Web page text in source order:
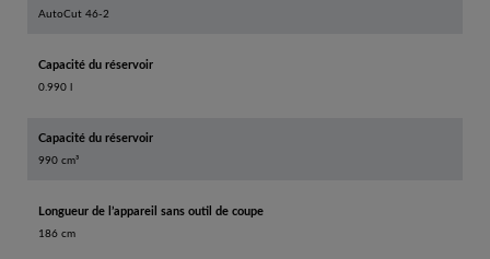
AutoCut 46-2
Capacité du réservoir
0.990 l
Capacité du réservoir
990 cm³
Longueur de l’appareil sans outil de coupe
186 cm